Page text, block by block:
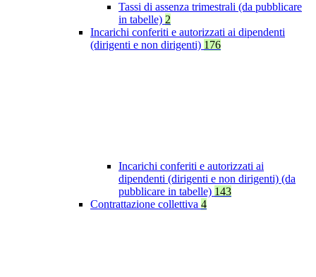
Tassi di assenza trimestrali (da pubblicare
in tabelle) 2
Incarichi conferiti e autorizzati ai dipendenti
(dirigenti e non dirigenti) 176
Incarichi conferiti e autorizzati ai
dipendenti (dirigenti e non dirigenti) (da
pubblicare in tabelle) 143
Contrattazione collettiva 4